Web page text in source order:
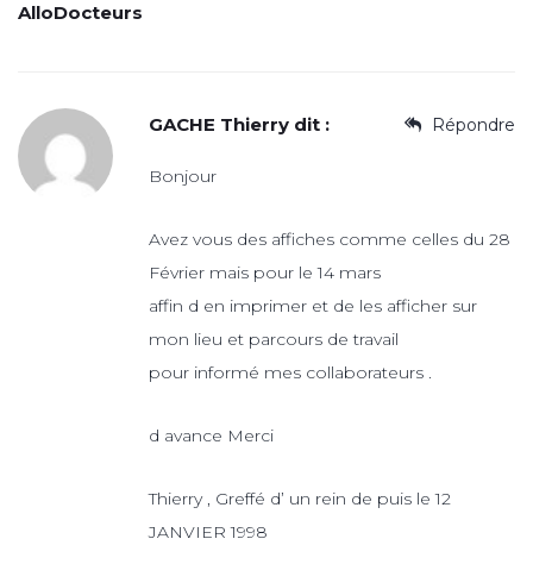
AlloDocteurs
Répondre
GACHE Thierry dit :
Bonjour
Avez vous des affiches comme celles du 28
Février mais pour le 14 mars
affin d en imprimer et de les afficher sur
mon lieu et parcours de travail
pour informé mes collaborateurs .
d avance Merci
Thierry , Greffé d’ un rein de puis le 12
JANVIER 1998